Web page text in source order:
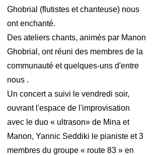
Ghobrial (flutistes et chanteuse) nous
ont enchanté.
Des ateliers chants, animés par Manon
Ghobrial, ont réuni des membres de la
communauté et quelques-uns d'entre
nous .
Un concert a suivi le vendredi soir,
ouvrant l'espace de l'improvisation
avec le duo « ultrason» de Mina et
Manon, Yannic Seddiki le pianiste et 3
membres du groupe « route 83 » en